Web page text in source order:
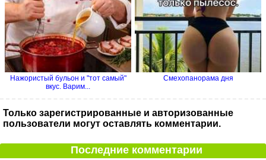
Нажористый бульон и "тот самый"
вкус. Варим...
Смехопанорама дня
Только зарегистрированные и авторизованные
пользователи могут оставлять комментарии.
Последние комментарии